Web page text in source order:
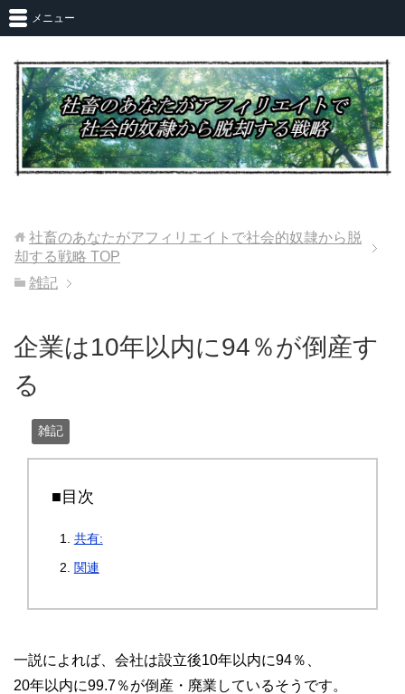
メニュー
社畜のあなたがアフィリエイトで社会的奴隷から脱
却する戦略 TOP
雑記
企業は10年以内に94％が倒産す
る
雑記
■目次
共有:
関連
一説によれば、会社は設立後10年以内に94％、
20年以内に99.7％が倒産・廃業しているそうです。